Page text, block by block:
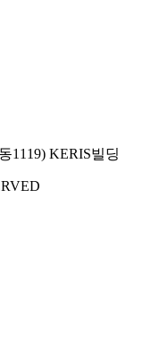
1119) KERIS빌딩